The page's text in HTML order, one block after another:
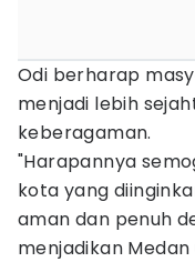
Odi berharap
menjadi lebih
keberagaman.
"Harapannya
kota yang
aman dan penuh
menjadikan